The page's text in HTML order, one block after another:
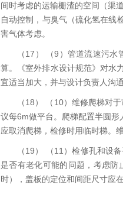
间时考虑的运输栅渣的空间（渠
自动控制，与臭气（硫化氢在线
害气体考虑。
（17） （9）管道流速污
算。《室外排水设计规范》对水
宜适当加大，并与设计负责人沟
（18） （10）维修爬梯对
议每6m做平台。爬梯配置半圆
应取消爬梯，检修时用临时梯。
（19） （11）检修孔和设
是否有老化可能的问题，考虑防
时），盖板的定位和间距尺寸应